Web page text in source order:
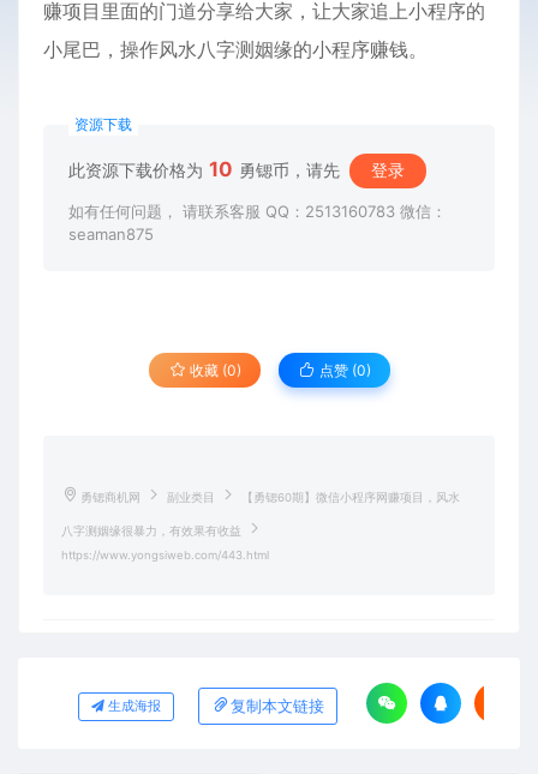
赚项目里面的门道分享给大家，让大家追上小程序的
小尾巴，操作风水八字测姻缘的小程序赚钱。
资源下载
此资源下载价格为 10 勇锶币，请先 登录
如有任何问题， 请联系客服 QQ：2513160783 微信：
seaman875
收藏 (0) 点赞 (0)
勇锶商机网 副业类目 【勇锶60期】微信小程序网赚项目，风水
八字测姻缘很暴力，有效果有收益
https://www.yongsiweb.com/443.html
生成海报 复制本文链接